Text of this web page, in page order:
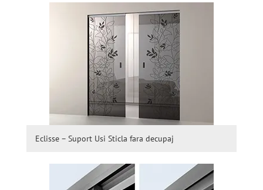
Eclisse – Suport Usi Sticla fara decupaj